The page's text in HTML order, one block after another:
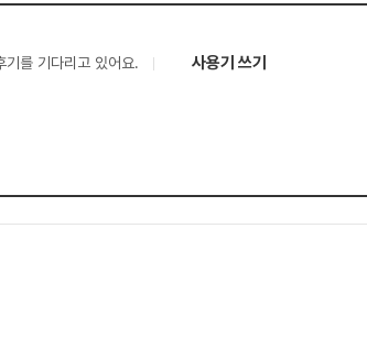
기를 기다리고 있어요. 사용기 쓰기